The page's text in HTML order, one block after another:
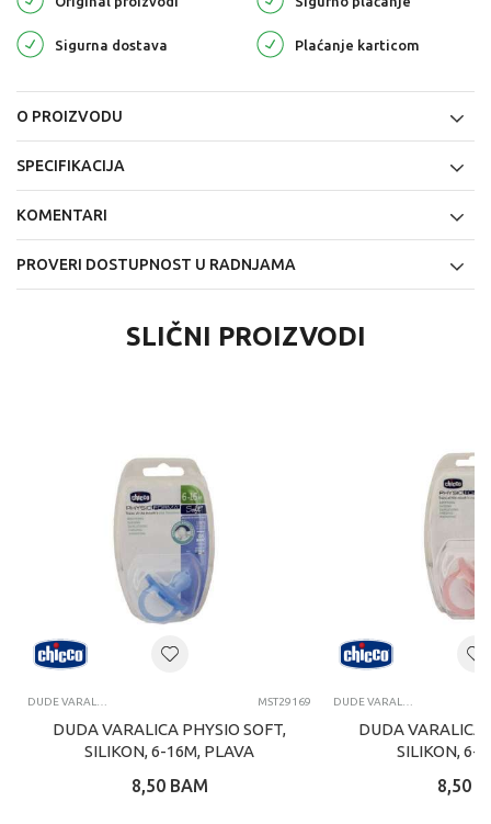
Sigurna dostava Plaćanje karticom
O PROIZVODU
SPECIFIKACIJA
KOMENTARI
PROVERI DOSTUPNOST U RADNJAMA
SLIČNI PROIZVODI
DUDE VARALICE MST29169
DUDA VARALICA PHYSIO SOFT,
SILIKON, 6-16M, PLAVA
8,50 BAM
DUDE VARALICE
DUDA VARALICA
SILIKON, 6-
8,50